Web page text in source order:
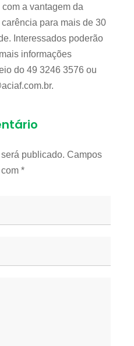
a vantagem da
para mais de 30
Interessados poderão
informações
do 49 3246 3576 ou
publicado. Campos
*